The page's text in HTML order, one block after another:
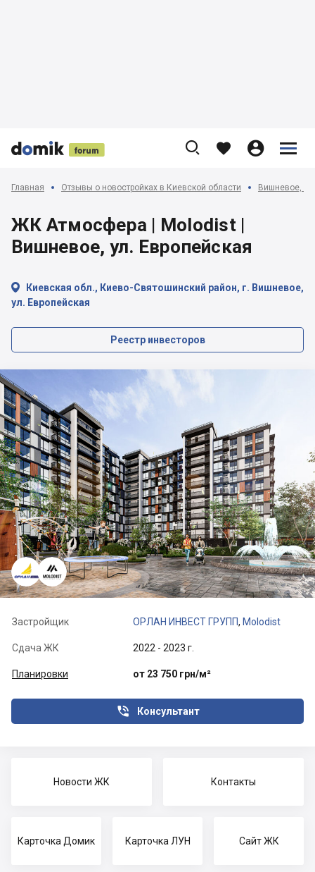


 
    


Главная Отзывы о новостройках в Киевской области Вишневое,
ЖК Атмосфера | Molodist |
Вишневое, ул. Европейская

Киевская обл., Киево-Святошинский район, г. Вишневое,
ул. Европейская
Реестр инвесторов
Застройщик ОРЛАН ИНВЕСТ ГРУПП, Molodist
Сдача ЖК 2022 - 2023 г.
Планировки от 23 750 грн/м²
Консультант

Новости ЖК Контакты
Карточка Домик Карточка ЛУН Сайт ЖК